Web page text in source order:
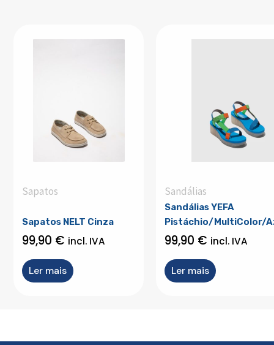
Sapatos
Sapatos NELT Cinza
99,90 € incl. IVA
Ler mais
Sandálias
Sandálias YEFA
Pistáchio/MultiColor/
99,90 € incl. IVA
Ler mais